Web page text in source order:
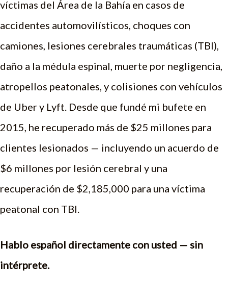
víctimas del Área de la Bahía en casos de
accidentes automovilísticos, choques con
camiones, lesiones cerebrales traumáticas (TBI),
daño a la médula espinal, muerte por negligencia,
atropellos peatonales, y colisiones con vehículos
de Uber y Lyft. Desde que fundé mi bufete en
2015, he recuperado más de $25 millones para
clientes lesionados — incluyendo un acuerdo de
$6 millones por lesión cerebral y una
recuperación de $2,185,000 para una víctima
peatonal con TBI.
Hablo español directamente con usted — sin
intérprete.